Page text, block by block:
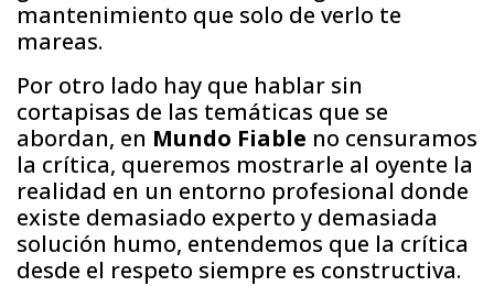
mantenimiento que solo de verlo te
mareas.
Por otro lado hay que hablar sin
cortapisas de las temáticas que se
abordan, en Mundo Fiable no censuramos
la crítica, queremos mostrarle al oyente la
realidad en un entorno profesional donde
existe demasiado experto y demasiada
solución humo, entendemos que la crítica
desde el respeto siempre es constructiva.